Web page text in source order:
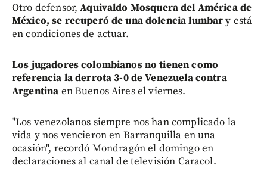
Otro defensor,Aquivaldo Mosquera del América de
México, se recuperó de una dolencia lumbary está
en condiciones de actuar.
Los jugadores colombianos no tienen como
referencia la derrota 3-0 de Venezuela contra
Argentina en Buenos Aires el viernes.
"Los venezolanos siempre nos han complicado la
vida y nos vencieron en Barranquilla en una
ocasión", recordó Mondragón el domingo en
declaraciones al canal de televisión Caracol.